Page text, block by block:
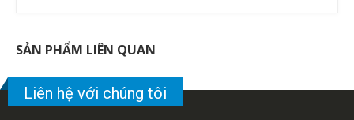
SẢN PHẨM LIÊN QUAN
Liên hệ với chúng tôi